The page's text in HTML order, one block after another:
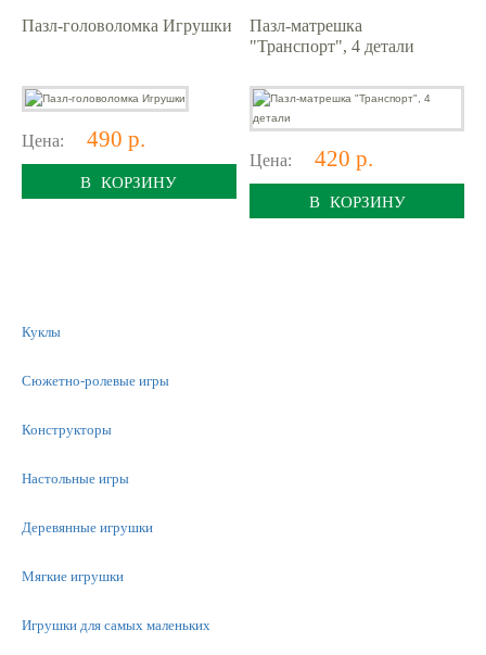
Пазл-головоломка Игрушки
Цена: 490 р.
В КОРЗИНУ
Пазл-матрешка
"Транспорт", 4 детали
Цена: 420 р.
В КОРЗИНУ
Куклы
Сюжетно-ролевые игры
Конструкторы
Настольные игры
Деревянные игрушки
Мягкие игрушки
Игрушки для самых маленьких